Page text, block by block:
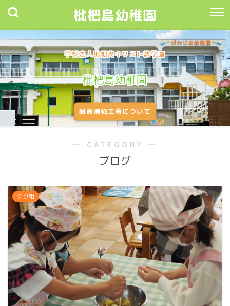
枇杷島幼稚園
学校法人枇杷島キリスト教学園
枇杷島幼稚園
耐震補強工事について
― CATEGORY ―
ブログ
ゆり組